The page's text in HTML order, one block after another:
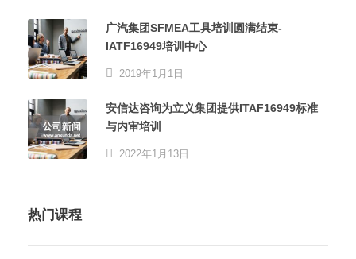
广汽集团SFMEA工具培训圆满结束-
IATF16949培训中心
2019年1月1日
安信达咨询为立义集团提供ITAF16949标准
与内审培训
2022年1月13日
热门课程